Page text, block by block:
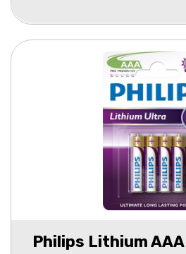
Philips Lithium